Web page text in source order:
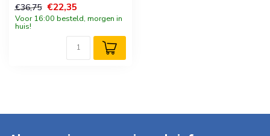
€36,75 €22,35
Voor 16:00 besteld, morgen in
huis!